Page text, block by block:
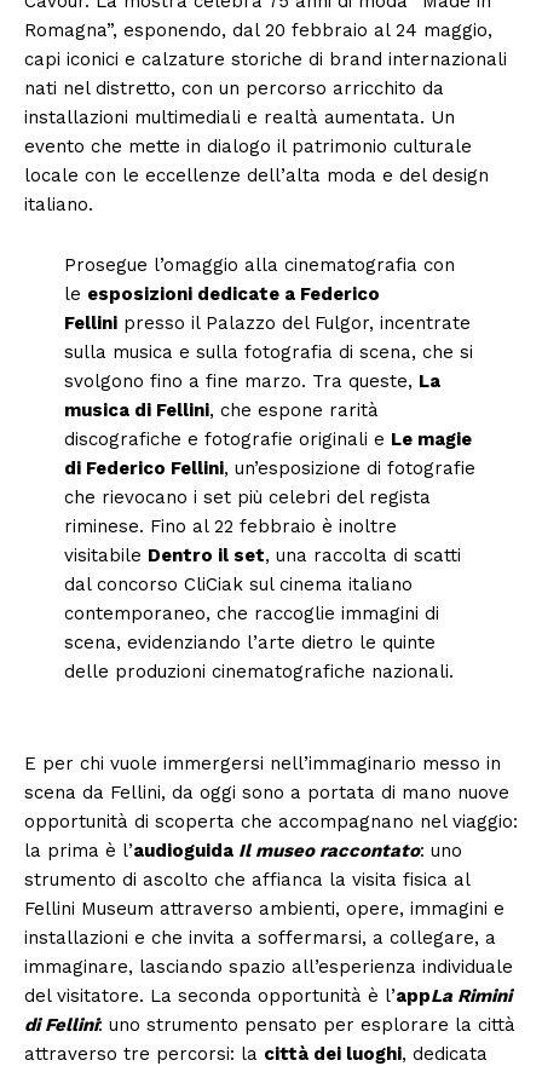
Romagna”, esponendo, dal 20 febbraio al 24 maggio,
capi iconici e calzature storiche di brand internazionali
nati nel distretto, con un percorso arricchito da
installazioni multimediali e realtà aumentata. Un
evento che mette in dialogo il patrimonio culturale
locale con le eccellenze dell’alta moda e del design
italiano.
Prosegue l’omaggio alla cinematografia con
le esposizioni dedicate a Federico
Fellinipresso il Palazzo del Fulgor, incentrate
sulla musica e sulla fotografia di scena, che si
svolgono fino a fine marzo. Tra queste, La
musica di Fellini, che espone rarità
discografiche e fotografie originali e Le magie
di Federico Fellini, un’esposizione di fotografie
che rievocano i set più celebri del regista
riminese. Fino al 22 febbraio è inoltre
visitabile Dentro il set, una raccolta di scatti
dal concorso CliCiak sul cinema italiano
contemporaneo, che raccoglie immagini di
scena, evidenziando l’arte dietro le quinte
delle produzioni cinematografiche nazionali.
E per chi vuole immergersi nell’immaginario messo in
scena da Fellini, da oggi sono a portata di mano nuove
opportunità di scoperta che accompagnano nel viaggio:
la prima è l’audioguida Il museo raccontato: uno
strumento di ascolto che affianca la visita fisica al
Fellini Museum attraverso ambienti, opere, immagini e
installazioni e che invita a soffermarsi, a collegare, a
immaginare, lasciando spazio all’esperienza individuale
del visitatore. La seconda opportunità è l’appLa Rimini
di Fellini: uno strumento pensato per esplorare la città
attraverso tre percorsi: la città dei luoghi, dedicata